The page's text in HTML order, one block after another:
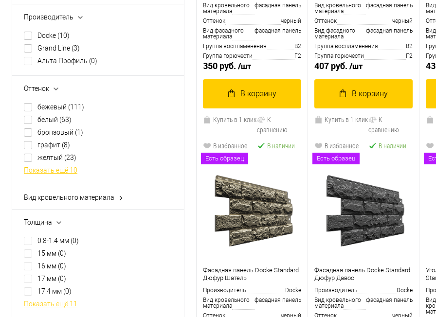
Производитель
Docke (10)
Grand Line (3)
Альта Профиль (0)
Оттенок
бежевый (111)
белый (63)
бронзовый (1)
графит (8)
желтый (23)
Показать ещё 10
Вид кровельного материала
наличник(0)
планка околооконная
планка финишная
профиль стартовый
Показать ещё 3
Толщина
0.8-1.4 мм (0)
15 мм (0)
16 мм (0)
17 мм (0)
17.4 мм (0)
Показать ещё 11
Вид кровельного
материала
фасадная панель
Оттенок
черный
Вид фасадного
материала
фасадная панель
Группа воспламенения
В2
Группа горючести
Г2
350 руб. /шт
В корзину
Купить в 1 клик
К
сравнению
В избранное
В наличии
Вид кровельного
материала
фасадная панель
Оттенок
черный
Вид фасадного
материала
фасадная панель
Группа воспламенения
В2
Группа горючести
Г2
407 руб. /шт
В корзину
Купить в 1 клик
К
сравнению
В избранное
В наличии
Есть образец
Фасадная панель Docke Standard
Дюфур Шатель
Производитель
Docke
Вид кровельного
материала
фасадная панель
Есть образец
Фасадная панель Docke Standard
Дюфур Давос
Производитель
Docke
Вид кровельного
материала
фасадная панель
Вид